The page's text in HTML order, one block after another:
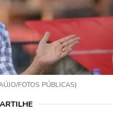
FOTOS PÚBLICAS)